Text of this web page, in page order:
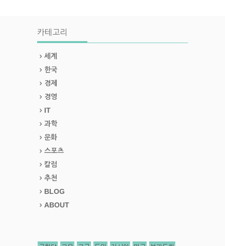
카테고리
세계
한국
경제
경영
IT
과학
문화
스포츠
칼럼
추천
BLOG
ABOUT